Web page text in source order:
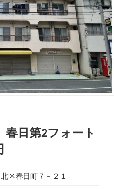
日第2フォート
区春日町７－２１